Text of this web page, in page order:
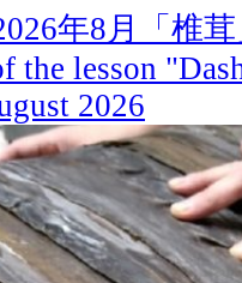
年8月「椎
the lesson
2026